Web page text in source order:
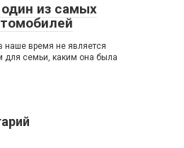
из самых
наше время не является
для семьи, каким она была